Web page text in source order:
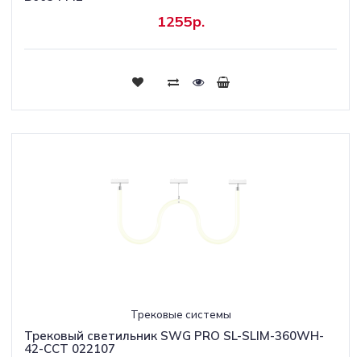
1255р.
Трековые системы
Трековый светильник SWG PRO SL-SLIM-360WH-
42-CCT 022107